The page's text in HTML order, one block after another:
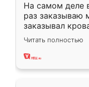
На самом деле
раз заказываю
заказывал
ребёнка при
заказал шкаф-
хорошее
Читать полностью